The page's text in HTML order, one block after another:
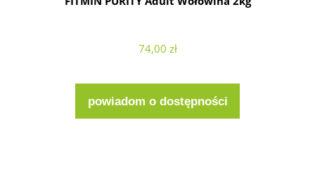
74,00 zł
powiadom o dostępności